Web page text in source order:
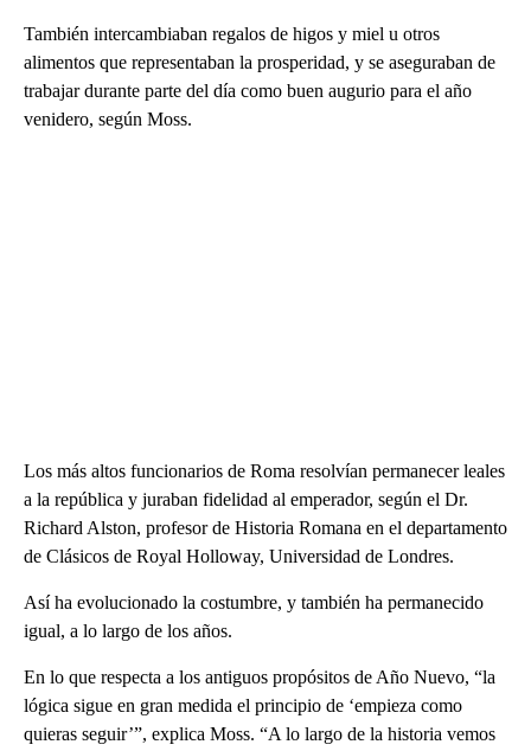
También intercambiaban regalos de higos y miel u otros
alimentos que representaban la prosperidad, y se aseguraban de
trabajar durante parte del día como buen augurio para el año
venidero, según Moss.
Los más altos funcionarios de Roma resolvían permanecer leales
a la república y juraban fidelidad al emperador, según el Dr.
Richard Alston, profesor de Historia Romana en el departamento
de Clásicos de Royal Holloway, Universidad de Londres.
Así ha evolucionado la costumbre, y también ha permanecido
igual, a lo largo de los años.
En lo que respecta a los antiguos propósitos de Año Nuevo, “la
lógica sigue en gran medida el principio de ‘empieza como
quieras seguir’”, explica Moss. “A lo largo de la historia vemos